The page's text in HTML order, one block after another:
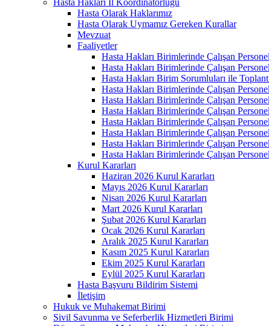
Hasta Olarak Haklarımız
Hasta Olarak Uymamız Gereken Kurallar
Mevzuat
Faaliyetler
Hasta Hakları Birimlerinde Çalışan
Hasta Hakları Birimlerinde Çalışan
Hasta Hakları Birim Sorumluları ile
Hasta Hakları Birimlerinde Çalışan
Hasta Hakları Birimlerinde Çalışan
Hasta Hakları Birimlerinde Çalışan
Hasta Hakları Birimlerinde Çalışan
Hasta Hakları Birimlerinde Çalışan
Hasta Hakları Birimlerinde Çalışan
Hasta Hakları Birimlerinde Çalışan
Kurul Kararları
Haziran 2026 Kurul Kararları
Mayıs 2026 Kurul Kararları
Nisan 2026 Kurul Kararları
Mart 2026 Kurul Kararları
Şubat 2026 Kurul Kararları
Ocak 2026 Kurul Kararları
Aralık 2025 Kurul Kararları
Kasım 2025 Kurul Kararları
Ekim 2025 Kurul Kararları
Eylül 2025 Kurul Kararları
Hasta Başvuru Bildirim Sistemi
İletişim
Hukuk ve Muhakemat Birimi
Sivil Savunma ve Seferberlik Hizmetleri Birimi